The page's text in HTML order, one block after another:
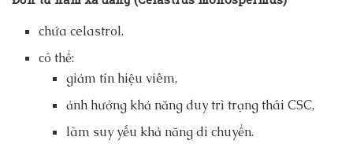
chứa celastrol.
có thể:
giảm tín hiệu viêm,
ảnh hưởng khả năng duy trì trạng thái CSC,
làm suy yếu khả năng di chuyển.